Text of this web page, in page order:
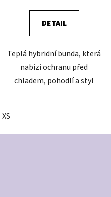
DETAIL
Teplá hybridní bunda, která
nabízí ochranu před
chladem, pohodlí a styl
XS